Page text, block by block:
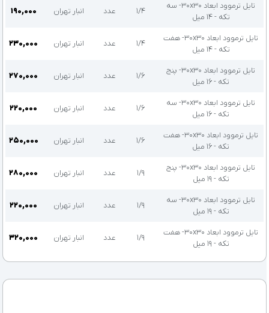
تایل ترموود ابعاد 30x30- سه
تکه - 14 میل
۱/۴ عدد انبار تهران ۱۹۰,۰۰۰
تایل ترموود ابعاد 30x30- هفت
تکه - 14 میل
۱/۴ عدد انبار تهران ۲۳۰,۰۰۰
تایل ترموود ابعاد 30x30- پنج
تکه - 16 میل
۱/۶ عدد انبار تهران ۲۷۰,۰۰۰
تایل ترموود ابعاد 30x30- سه
تکه - 16 میل
۱/۶ عدد انبار تهران ۲۲۰,۰۰۰
تایل ترموود ابعاد 30x30- هفت
تکه - 16 میل
۱/۶ عدد انبار تهران ۲۵۰,۰۰۰
تایل ترموود ابعاد 30x30- پنج
تکه - 19 میل
۱/۹ عدد انبار تهران ۲۸۰,۰۰۰
تایل ترموود ابعاد 30x30- سه
تکه - 19 میل
۱/۹ عدد انبار تهران ۲۲۰,۰۰۰
تایل ترموود ابعاد 30x30- هفت
تکه - 19 میل
۱/۹ عدد انبار تهران ۳۲۰,۰۰۰